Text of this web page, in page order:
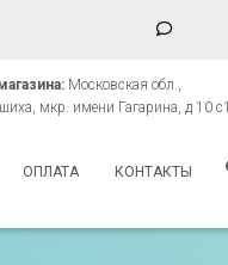
Московская обл.,
мкр. имени Гагарина, д 10 с1
ОПЛАТА КОНТАКТЫ
for